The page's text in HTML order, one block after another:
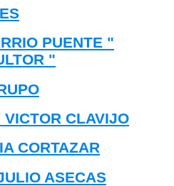
PUENTE "
"
CLAVIJO
CORTAZAR
ASECAS